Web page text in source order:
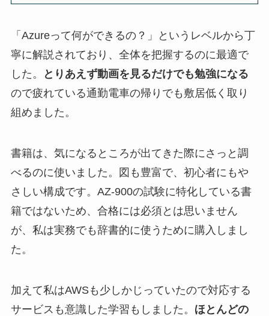
「Azureって何ができるの？」というレベルから丁
寧に解説されており、全体を把握するのに最適で
した。
とりあえず動画を見るだけでも勉強になる
ので疲れている通勤電車の帰りでも敷居低く取り
組めました。
書籍は、気になるところが出てきた際にさっと調
べるのに使いました。図も豊富で、初心者にもや
さしい構成です。AZ-900の試験に特化している書
籍ではないため、合格には必須とは思いません
が、私は実務でも辞書的に使うために購入しまし
た。
加えて私はAWSも少しかじっていたので対応する
サービスも意識した学習もしました。 ほとんどの